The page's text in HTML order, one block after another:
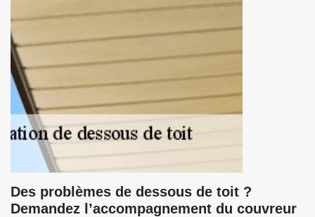
Des problèmes de dessous de toit ?
Demandez l’accompagnement du couvreur